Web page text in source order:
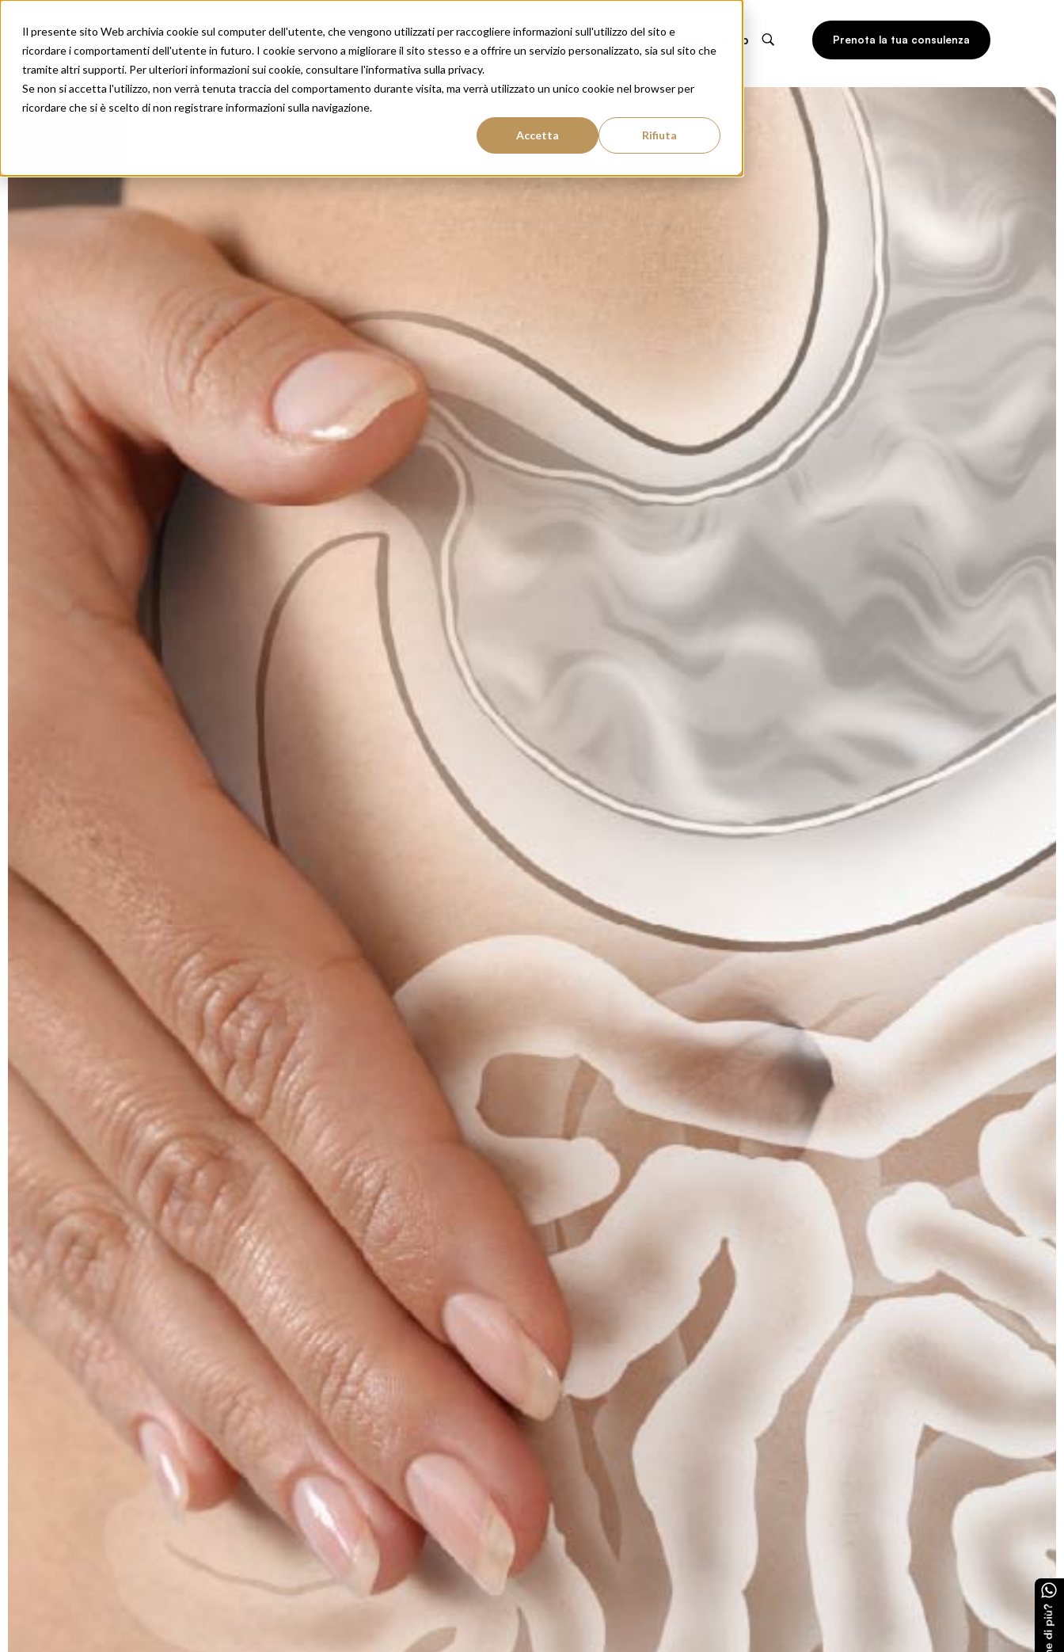
Il presente sito Web archivia cookie sul computer dell'utente, che vengono utilizzati per raccogliere informazioni sull'utilizzo del sito e
ricordare i comportamenti dell'utente in futuro. I cookie servono a migliorare il sito stesso e a offrire un servizio personalizzato, sia sul sito che
tramite altri supporti. Per ulteriori informazioni sui cookie, consultare l'informativa sulla privacy.
Se non si accetta l'utilizzo, non verrà tenuta traccia del comportamento durante visita, ma verrà utilizzato un unico cookie nel browser per
ricordare che si è scelto di non registrare informazioni sulla navigazione.
Accetta Rifiuta
Trapianti Trattamenti Risultati Perché Insparya Salute dei capelli Shop Prenota la tua consulenza